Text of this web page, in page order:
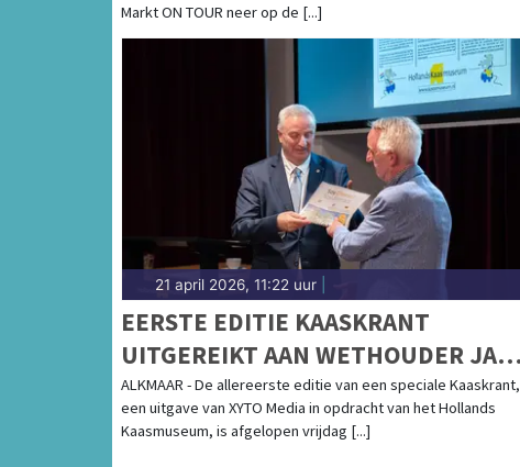
Markt ON TOUR neer op de [...]
21 april 2026, 11:22 uur
EERSTE EDITIE KAASKRANT
UITGEREIKT AAN WETHOUDER JAN
HOEKZEMA
ALKMAAR - De allereerste editie van een speciale Kaaskrant,
een uitgave van XYTO Media in opdracht van het Hollands
Kaasmuseum, is afgelopen vrijdag [...]